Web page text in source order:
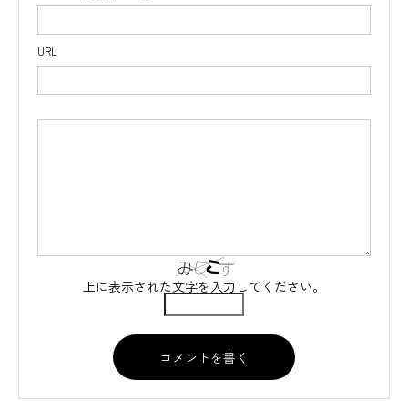
URL
上に表示された文字を入力してください。